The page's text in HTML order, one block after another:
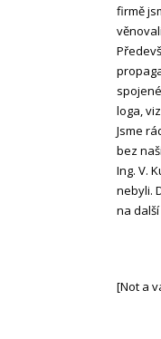
firmě
loga,
Jsme
bez
Ing. V.
nebyli.
na
[Not a